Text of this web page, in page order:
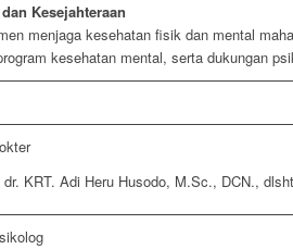
Kesejahteraan
menjaga kesehatan fisik dan mental
kesehatan mental, serta dukungan
dr. KRT. Adi Heru Husodo, M.Sc., DCN.,